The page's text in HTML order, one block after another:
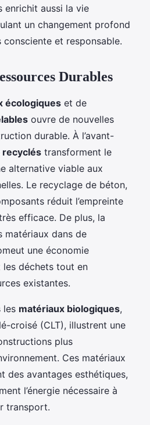
enrichit aussi la vie
un changement profond
et responsable.
Durables
écologiques et de
ouvre de nouvelles
durable. À l’avant-
recyclés transforment le
alternative viable aux
Le recyclage de béton,
réduit l’empreinte
efficace. De plus, la
matériaux dans de
une économie
les déchets tout en
existantes.
les matériaux biologiques,
croisé (CLT), illustrent une
plus
Ces matériaux
des avantages esthétiques,
l’énergie nécessaire à
transport.